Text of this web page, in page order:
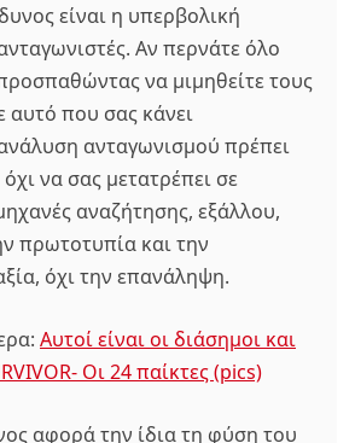
είναι η υπερβολική
Αν περνάτε όλο
να μιμηθείτε τους
αυτό που σας κάνει
ανταγωνισμού πρέπει
να σας μετατρέπει σε
αναζήτησης, εξάλλου,
πρωτοτυπία και την
όχι την επανάληψη.
Αυτοί είναι οι διάσημοι και
Οι 24 παίκτες (pics)
αφορά την ίδια τη φύση του